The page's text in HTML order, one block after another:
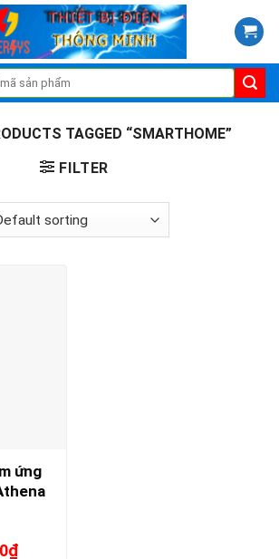
TAGGED “SMARTHOME”
FILTER
ứng
₫